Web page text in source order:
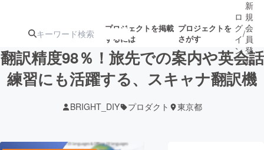
プロジェクトを掲載
するには
プロジェクトを
さがす
ターン
注目の新着プロ
ジェクト
募集終了が近いプ
ロジェクト
ロ
グ
イ
ン
/
新
規
会
員
登
録
翻訳精度98％！旅先での案内や英会話
練習にも活躍する、スキャナ翻訳機
BRIGHT_DIY プロダクト 東京都